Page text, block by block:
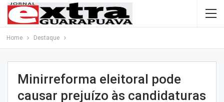
Home Destaque
Minirreforma eleitoral pode
causar prejuízo às candidaturas